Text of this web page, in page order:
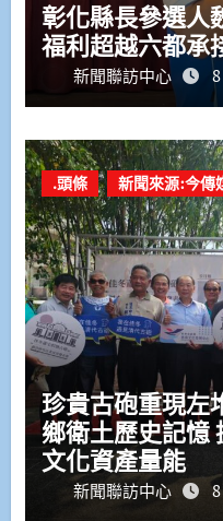
彰化縣長參選
福利超越六都承
新聞聯訪中心
.頭條 新聞來源:今傳
珍貴古砲重現左
鄉衛土歷史記憶
文化資產量能
新聞聯訪中心